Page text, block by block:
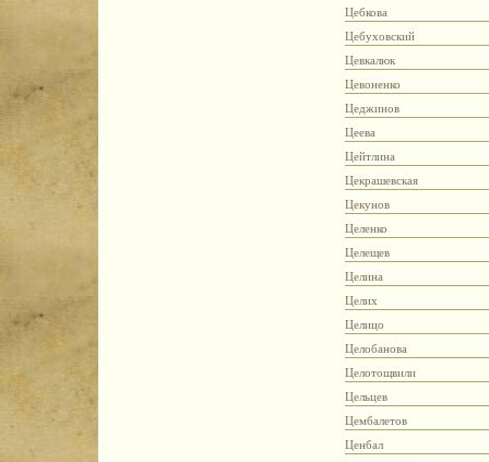
Цебкова
Цебуховский
Цевкалюк
Цевоненко
Цеджинов
Цеева
Цейтлина
Цекрашевская
Цекунов
Целенко
Целещев
Целина
Целих
Целицо
Целобанова
Целотощвили
Цельцев
Цембалетов
Ценбал